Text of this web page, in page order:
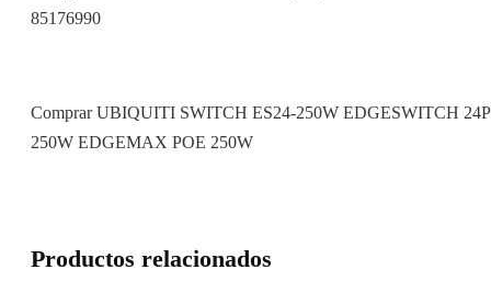
85176990
Comprar UBIQUITI SWITCH ES24-250W EDGESWITCH 24P
250W EDGEMAX POE 250W
Productos relacionados